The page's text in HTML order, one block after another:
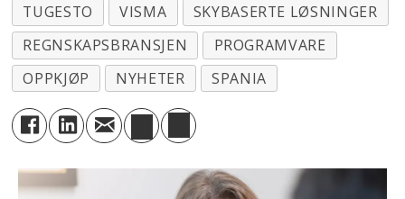
TUGESTO VISMA
SKYBASERTE LØSNINGER
REGNSKAPSBRANSJEN
PROGRAMVARE
OPPKJØP
NYHETER SPANIA